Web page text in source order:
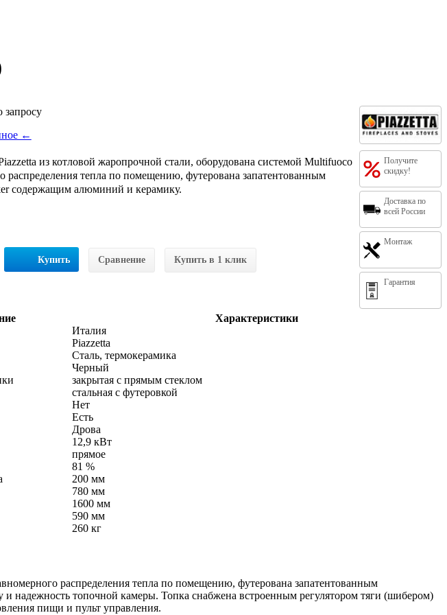
Получите
скидку!
Доставка по
всей России
Монтаж
Гарантия
запросу
←
из котловой жаропрочной стали, оборудована системой Multifuoco
распределения тепла по помещению, футерована запатентованным
содержащим алюминий и керамику.
Купить Сравнение Купить в 1 клик
Характеристики
Италия
Piazzetta
Сталь, термокерамика
Черный
закрытая с прямым стеклом
стальная с футеровкой
Нет
Есть
Дрова
12,9 кВт
прямое
81 %
200 мм
780 мм
1600 мм
590 мм
260 кг
распределения тепла по помещению, футерована запатентованным
надежность топочной камеры. Топка снабжена встроенным регулятором тяги (шибером)
пищи и пульт управления.